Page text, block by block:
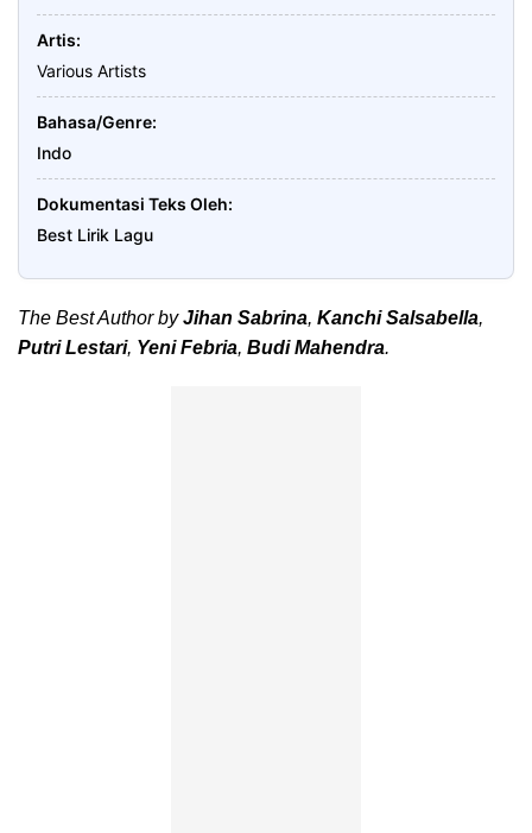
Artis
Various Artists
Bahasa/Genre
Indo
Dokumentasi Teks Oleh
Best Lirik Lagu
The Best Author byJihan Sabrina, Kanchi Salsabella,
Putri Lestari, Yeni Febria, Budi Mahendra.